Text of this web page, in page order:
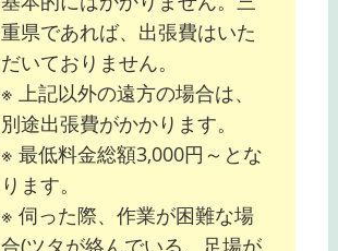
重県であれば、出張費はいた
だいておりません。
※ 上記以外の遠方の場合は、
別途出張費がかかります。
※ 最低料金総額3,000円～とな
ります。
※ 伺った際、作業が困難な場
合(ツタが絡んでいる、足場が